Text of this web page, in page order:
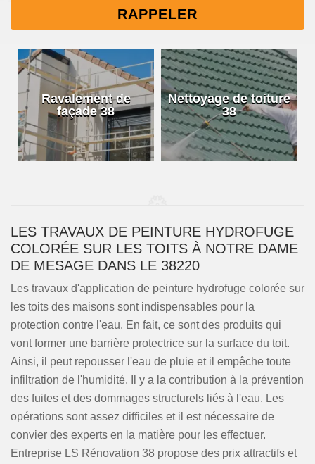
Ravalement de
façade 38
Nettoyage de toiture
38
LES TRAVAUX DE PEINTURE HYDROFUGE
COLORÉE SUR LES TOITS À NOTRE DAME
DE MESAGE DANS LE 38220
Les travaux d'application de peinture hydrofuge colorée sur
les toits des maisons sont indispensables pour la
protection contre l'eau. En fait, ce sont des produits qui
vont former une barrière protectrice sur la surface du toit.
Ainsi, il peut repousser l'eau de pluie et il empêche toute
infiltration de l'humidité. Il y a la contribution à la prévention
des fuites et des dommages structurels liés à l'eau. Les
opérations sont assez difficiles et il est nécessaire de
convier des experts en la matière pour les effectuer.
Entreprise LS Rénovation 38 propose des prix attractifs et